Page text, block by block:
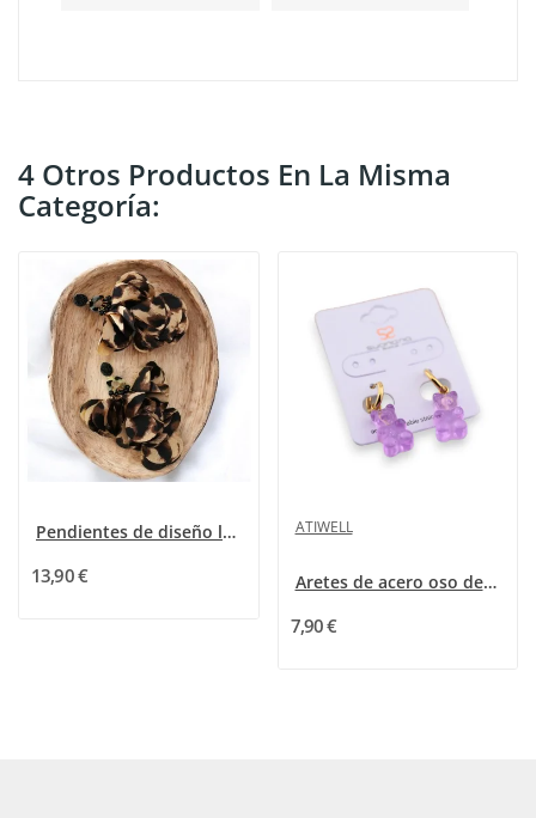
4 Otros Productos En La Misma
Categoría:
Pendientes de diseño leopardo de tela
13,90 €
ATIWELL
Aretes de acero oso de caramelo morado
7,90 €